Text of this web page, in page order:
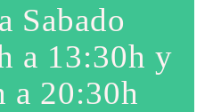
Sabado
a 13:30h y
a 20:30h